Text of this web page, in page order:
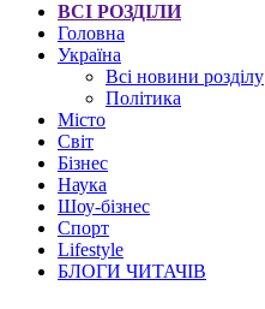
ВСІ РОЗДІЛИ
Головна
Україна
Всі новини розділу
Політика
Місто
Світ
Бізнес
Наука
Шоу-бізнес
Спорт
Lifestyle
БЛОГИ ЧИТАЧІВ